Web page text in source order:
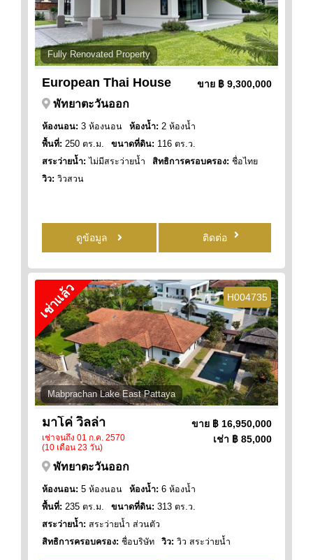
Fully Renovated Property
European Thai House ขาย ฿ 9,300,000
พัทยาตะวันออก
ห้องนอน: 3 ห้องนอน ห้องน้ำ: 2 ห้องน้ำ
พื้นที่: 250 ตร.ม. ขนาดที่ดิน: 116 ตร.ว.
สระว่ายน้ำ: ไม่มีสระว่ายน้ำ สิทธิการครอบครอง: ชื่อไทย
วิว: วิวสวน
ดูข้อมูล ติดต่อ
H004735
เช่าแล้ว
Mabprachan Lake East Pattaya
มาโค่ วิลล่า
เช่าจนถึง 01 ก.ค. 2570
(10 เดือน 23 วัน)
ขาย ฿ 16,950,000
เช่า ฿ 85,000
พัทยาตะวันออก
ห้องนอน: 5 ห้องนอน ห้องน้ำ: 6 ห้องน้ำ
พื้นที่: 235 ตร.ม. ขนาดที่ดิน: 313 ตร.ว.
สระว่ายน้ำ: สระว่ายน้ำ ส่วนตัว
สิทธิการครอบครอง: ชื่อบริษัท วิว: วิว สระว่ายน้ำ